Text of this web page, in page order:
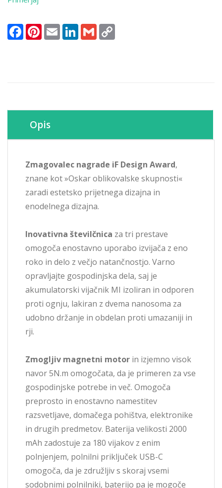
FacebookPinterest
Email LinkedInGmail
Opis
Zmagovalec nagrade iF Design Award,
znane kot »Oskar oblikovalske skupnosti«
zaradi estetsko prijetnega dizajna in
enodelnega dizajna.
Inovativna številčnica za tri prestave
omogoča enostavno uporabo izvijača z eno
roko in delo z večjo natančnostjo. Varno
opravljajte gospodinjska dela, saj je
akumulatorski vijačnik MI izoliran in odporen
proti ognju, lakiran z dvema nanosoma za
udobno držanje in obdelan proti umazaniji in
rji.
Zmogljiv magnetni motor in izjemno visok
navor 5N.m omogočata, da je primeren za vse
gospodinjske potrebe in več. Omogoča
preprosto in enostavno namestitev
razsvetljave, domačega pohištva, elektronike
in drugih predmetov. Baterija velikosti 2000
mAh zadostuje za 180 vijakov z enim
polnjenjem, polnilni priključek USB-C
omogoča, da je združljiv s skoraj vsemi
sodobnimi polnilniki, baterijo pa je mogoče